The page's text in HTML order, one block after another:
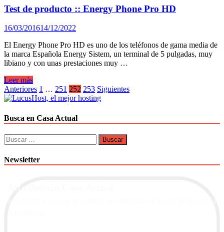
la
iluminación
sobre
nuestro
estado
de
ánimo
Test de producto :: Energy Phone Pro HD
16/03/201614/12/2022
El Energy Phone Pro HD es uno de los teléfonos de gama media de
la marca Española Energy Sistem, un terminal de 5 pulgadas, muy
libiano y con unas prestaciones muy …
Test
de
producto
Energy
Phone
Pro
HD
Leer más
Paginación
de
entradas
Anteriores 1 … 251 252 253 Siguientes
Busca en Casa Actual
Buscar:
Newsletter